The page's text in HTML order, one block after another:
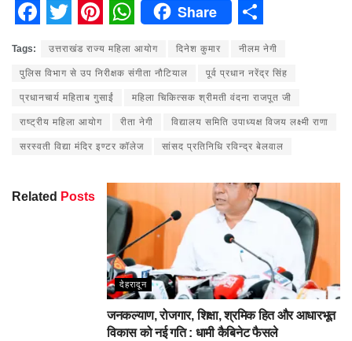
Facebook
TwitterPinterest
WhatsApp
Share
Share
Tags: उत्तराखंड राज्य महिला आयोग दिनेश कुमार नीलम नेगी
पुलिस विभाग से उप निरीक्षक संगीता नौटियाल पूर्व प्रधान नरेंद्र सिंह
प्रधानचार्य महिताब गुसाईं महिला चिकित्सक श्रीमती वंदना राजपूत जी
राष्ट्रीय महिला आयोग रीता नेगी विद्यालय समिति उपाध्यक्ष विजय लक्ष्मी राणा
सरस्वती विद्या मंदिर इण्टर कॉलेज सांसद प्रतिनिधि रविन्द्र बेलवाल
Related Posts
देहरादून
जनकल्याण, रोजगार, शिक्षा, श्रमिक हित और आधारभूत
विकास को नई गति : धामी कैबिनेट फैसले